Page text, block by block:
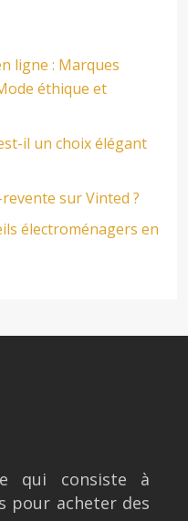
ligne : Marques
éthique et
il un choix élégant
sur Vinted ?
électroménagers en
qui consiste à
pour acheter des